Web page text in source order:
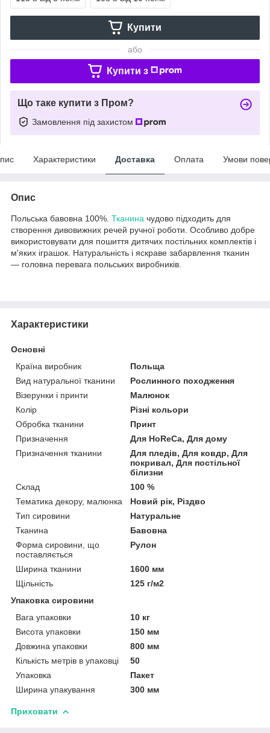
Купити
або
Купити з
Що таке купити з Пром?
Замовлення під захистом
Характеристики Доставка Оплата Умови
Опис
Польська бавовна 100%. Тканина чудово підходить для
створення дивовижних речей ручної роботи. Особливо добре
використовувати для пошиття дитячих постільних комплектів і
м'яких іграшок. Натуральність і яскраве забарвлення тканин
— головна перевага польських виробників.
Характеристики
Основні
Країна виробник
Польща
Вид натуральної тканини
Рослинного походження
Візерунки і принти
Малюнок
Колір
Різні кольори
Обробка тканини
Принт
Призначення
Для HoReCa, Для дому
Призначення тканини
Для пледів, Для ковдр, Для
покривал, Для постільної
білизни
Склад
100 %
Тематика декору, малюнка
Новий рік, Різдво
Тип сировини
Натуральне
Тканина
Бавовна
Форма сировини, що
поставляється
Рулон
Ширина тканини
1600 мм
Щільність
125 г/м2
Упаковка сировини
Вага упаковки
10 кг
Висота упаковки
150 мм
Довжина упаковки
800 мм
Кількість метрів в упаковці
50
Упаковка
Пакет
Ширина упакування
300 мм
Приховати